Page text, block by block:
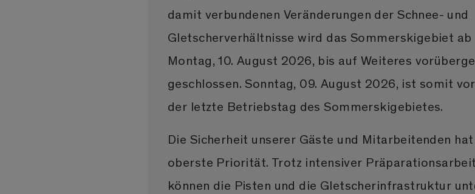
damit verbundenen Veränderungen der Schnee- und
Gletscherverhältnisse wird das Sommerskigebiet ab
Montag, 10. August 2026, bis auf Weiteres
geschlossen. Sonntag, 09. August 2026, ist somit
der letzte Betriebstag des Sommerskigebietes.
Die Sicherheit unserer Gäste und Mitarbeitenden hat
oberste Priorität. Trotz intensiver
können die Pisten und die Gletscherinfrastruktur